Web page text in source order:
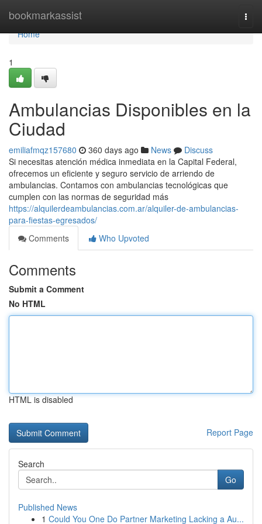
bookmarkassist
Home
Home
1
Ambulancias Disponibles en la
Ciudad
emiliafmqz157680 360 days ago News
Discuss
Si necesitas atención médica inmediata en la Capital Federal,
ofrecemos un eficiente y seguro servicio de arriendo de
ambulancias. Contamos con ambulancias tecnológicas que
cumplen con las normas de seguridad más
https://alquilerdeambulancias.com.ar/alquiler-de-ambulancias-
para-fiestas-egresados/
Comments
Who Upvoted
Comments
Submit a Comment
No HTML
HTML is disabled
Report Page
Search
Go
Published News
1 Could You One Do Partner Marketing Lacking a Au...